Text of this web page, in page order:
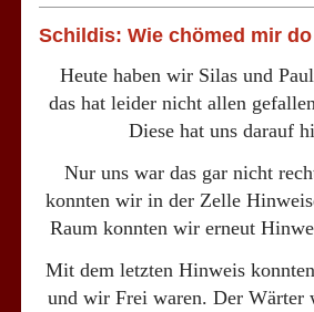
Schildis: Wie chömed mir
Heute haben wir Silas und
das hat leider nicht allen
Diese hat uns darauf
Nur uns war das gar nicht
konnten wir in der Zelle
Raum konnten wir erneut
Mit dem letzten Hinweis
und wir Frei waren. Der Wärter